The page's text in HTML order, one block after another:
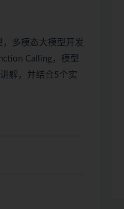
，多模态大模型 开发
Calling，模型
解，并结合5个实